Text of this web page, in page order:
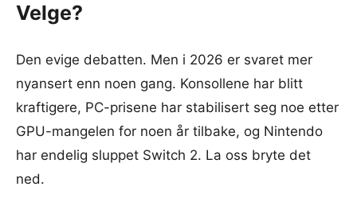
Velge?
Den evige debatten. Men i 2026 er svaret mer
nyansert enn noen gang. Konsollene har blitt
kraftigere, PC-prisene har stabilisert seg noe etter
GPU-mangelen for noen år tilbake, og Nintendo
har endelig sluppet Switch 2. La oss bryte det
ned.